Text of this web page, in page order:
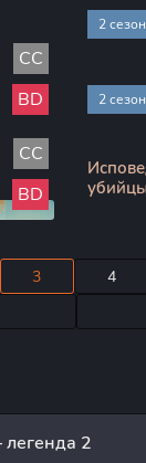
Андор
2
CC
BD 2
CC
BD
3 4
легенда 2